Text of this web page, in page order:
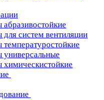
систем вентиляции
универсальные
химическистойкие